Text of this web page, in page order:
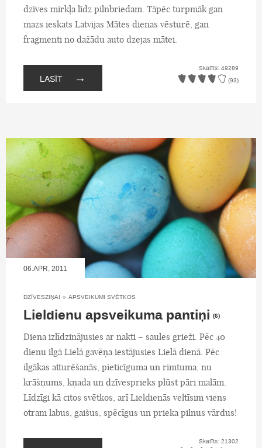
dzīves mirkļa līdz pilnbriedam. Tāpēc turpmāk gan
mazs ieskats Latvijas Mātes dienas vēsturē, gan
fragmenti no dažādu auto dzejas mātei.
LASĪT →
Skatīts: 49289
(93)
06.APR, 2011
DZĪVESZIŅAI » APSVEIKUMI SVĒTKOS
Lieldienu apsveikuma pantiņi (6)
Diena izlīdzinājusies ar nakti – saules grieži. Pēc 40
dienu ilgā Lielā gavēņa iestājusies Lielā dienā. Pēc
ilgākas atturēšanās, pieticīguma un rimtuma, nu
krāšņums, kņada un dzīvesprieks plūst pāri malām.
Līdzīgi kā citos svētkos, arī Lieldienās veltīsim viens
otram labus, gaišus, spēcīgus un prieka pilnus vārdus!
Skatīts: 21302